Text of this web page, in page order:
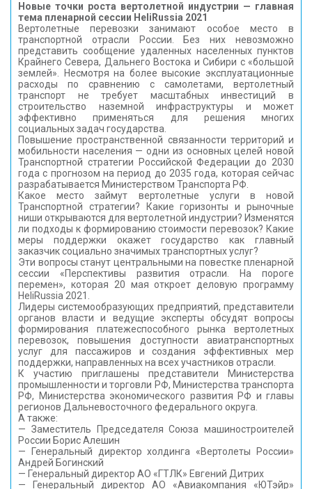
Новые точки роста вертолетной индустрии — главная
тема пленарной сессии HeliRussia 2021
Вертолетные перевозки занимают особое место в
транспортной отрасли России. Без них невозможно
представить сообщение удаленных населенных пунктов
Крайнего Севера, Дальнего Востока и Сибири с «большой
землей». Несмотря на более высокие эксплуатационные
расходы по сравнению с самолетами, вертолетный
транспорт не требует масштабных инвестиций в
строительство наземной инфраструктуры и может
эффективно применяться для решения многих
социальных задач государства.
Повышение пространственной связанности территорий и
мобильности населения — одни из основных целей новой
Транспортной стратегии Российской Федерации до 2030
года с прогнозом на период до 2035 года, которая сейчас
разрабатывается Министерством Транспорта РФ.
Какое место займут вертолетные услуги в новой
Транспортной стратегии? Какие горизонты и рыночные
ниши открываются для вертолетной индустрии? Изменятся
ли подходы к формированию стоимости перевозок? Какие
меры поддержки окажет государство как главный
заказчик социально значимых транспортных услуг?
Эти вопросы станут центральными на повестке пленарной
сессии «Перспективы развития отрасли. На пороге
перемен», которая 20 мая откроет деловую программу
HeliRussia 2021.
Лидеры системообразующих предприятий, представители
органов власти и ведущие эксперты обсудят вопросы
формирования платежеспособного рынка вертолетных
перевозок, повышения доступности авиатранспортных
услуг для пассажиров и создания эффективных мер
поддержки, направленных на всех участников отрасли.
К участию приглашены представители Министерства
промышленности и торговли РФ, Министерства транспорта
РФ, Министерства экономического развития РФ и главы
регионов Дальневосточного федерального округа.
А также:
— Заместитель Председателя Союза машиностроителей
России Борис Алешин
— Генеральный директор холдинга «Вертолеты России»
Андрей Богинский
— Генеральный директор АО «ГТЛК» Евгений Дитрих
— Генеральный директор АО «Авиакомпания «ЮТэйр»